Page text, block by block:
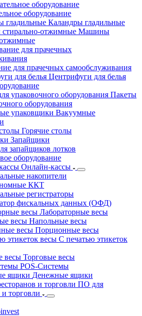
оборудование
Каландры гладильные
Машины
для прачечных самообслуживания
Центрифуги для белья
Пакеты
оборудования
Вакуумные
Горячие столы
Запайщики
запайщиков лотков
оборудование
Онлайн-кассы
накопители
ККТ
регистраторы
фискальных данных (ОФД)
Лабораторные весы
Напольные весы
Порционные весы
С печатью этикеток
Торговые весы
POS-Системы
Денежные ящики
ПО для
и торговли